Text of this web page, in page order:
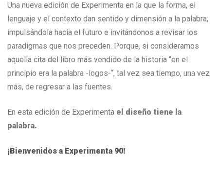
Una nueva edición de Experimenta en la que la forma, el
lenguaje y el contexto dan sentido y dimensión a la palabra;
impulsándola hacia el futuro e invitándonos a revisar los
paradigmas que nos preceden. Porque, si consideramos
aquella cita del libro más vendido de la historia “en el
principio era la palabra -logos-“, tal vez sea tiempo, una vez
más, de regresar a las fuentes.
En esta edición de Experimenta el diseño tiene la
palabra.
¡Bienvenidos a Experimenta 90!